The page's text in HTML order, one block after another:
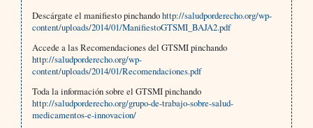
Descárgate el manifiesto pinchandohttp://saludporderecho.org/wp-
content/uploads/2014/01/ManifiestoGTSMI_BAJA2.pdf
Accede a las Recomendaciones del GTSMI pinchando
http://saludporderecho.org/wp-
content/uploads/2014/01/Recomendaciones.pdf
Toda la información sobre el GTSMI pinchando
http://saludporderecho.org/grupo-de-trabajo-sobre-salud-
medicamentos-e-innovacion/